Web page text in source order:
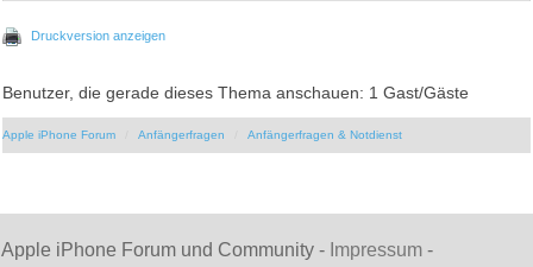
Druckversion anzeigen
Benutzer, die gerade dieses Thema anschauen: 1 Gast/Gäste
Apple iPhone Forum Anfängerfragen Anfängerfragen & Notdienst
Apple iPhone Forum und Community - Impressum -